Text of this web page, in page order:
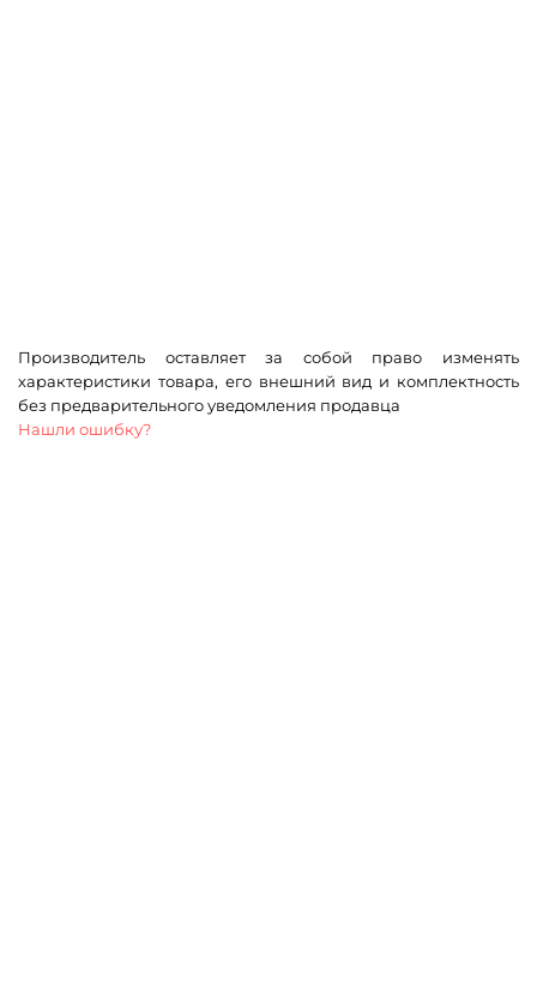
Производитель оставляет за собой право изменять
характеристики товара, его внешний вид и комплектность
без предварительного уведомления продавца
Нашли ошибку?